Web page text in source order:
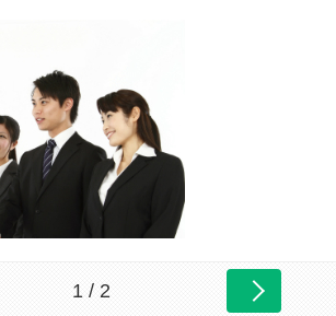
1 / 2